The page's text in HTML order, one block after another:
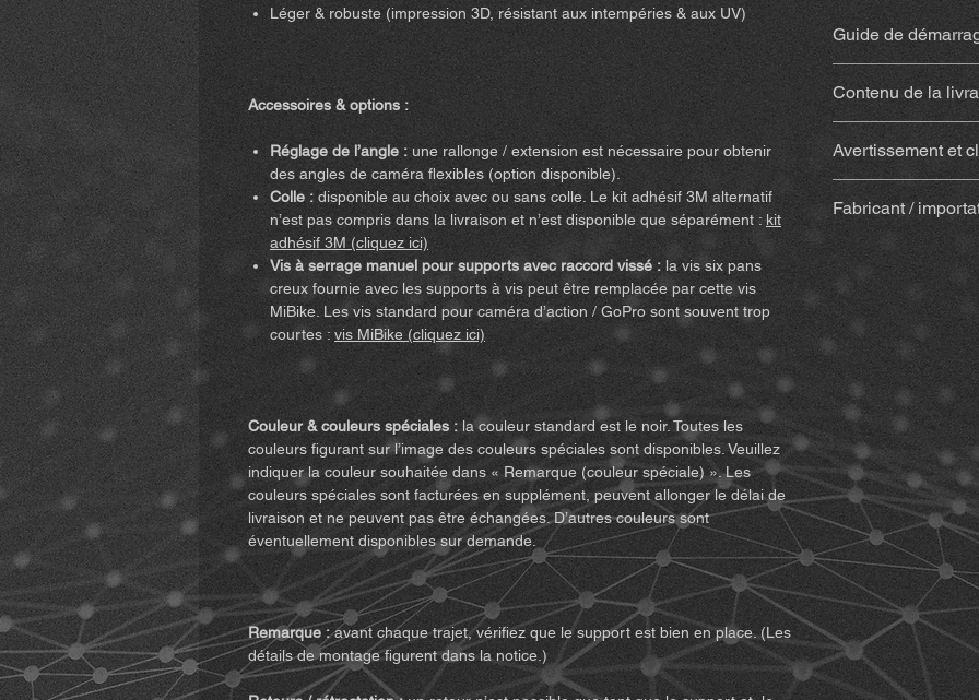
Léger & robuste (impression 3D, résistant aux intempéries & aux UV)
Accessoires & options :
Réglage de l’angle :une rallonge / extension est nécessaire pour obtenir
des angles de caméra flexibles (option disponible).
Colle : disponible au choix avec ou sans colle. Le kit adhésif 3M alternatif
n’est pas compris dans la livraison et n’est disponible que séparément :kit
adhésif 3M (cliquez ici)
Vis à serrage manuel pour supports avec raccord vissé : la vis six pans
creux fournie avec les supports à vis peut être remplacée par cette vis
MiBike. Les vis standard pour caméra d’action / GoPro sont souvent trop
courtes : vis MiBike (cliquez ici)
Couleur & couleurs spéciales : la couleur standard est le noir. Toutes les
couleurs figurant sur l’image des couleurs spéciales sont disponibles. Veuillez
indiquer la couleur souhaitée dans « Remarque (couleur spéciale) ». Les
couleurs spéciales sont facturées en supplément, peuvent allonger le délai de
livraison et ne peuvent pas être échangées. D’autres couleurs sont
éventuellement disponibles sur demande.
Remarque :avant chaque trajet, vérifiez que le support est bien en place. (Les
détails de montage figurent dans la notice.)
Guide de
Retrouvez la notice
Contenu de la
Support imprimé
résistant aux
Avec colle
(colle, tampon
en bois &
mail avec la
(peut varier pour
Kit d’accessoires
incluse) – si
Pour les
articulée
Pour les
avec Quickclip
Remarques :
De
occasionnellement
d’ajustement et de
néanmoins neufs et
ne peuvent pas être
pièce imprimée est
Avertissement et
En achetant et en
des droits juridiques
demande de
d’avoir lu et
d’utiliser le produit.
cet accord et
n’acceptez pas
retournez le produit
1. Vous devez
les risques (y
comportement
d’autres
du produit.
2. Vous devez vous
permet l’utilisation
condition physique
équipements
devez également
pas vos capacités et
sécurité.
3. Vous devez être
la responsabilité de
4. Vous devez lire
Fabricant /
MiBike - Mike
Witten, www.mibike.de